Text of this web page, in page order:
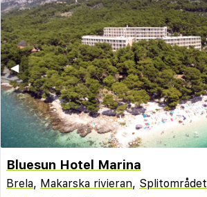
◀︎
Bluesun Hotel Marina
Brela, Makarska rivieran, Splitområdet